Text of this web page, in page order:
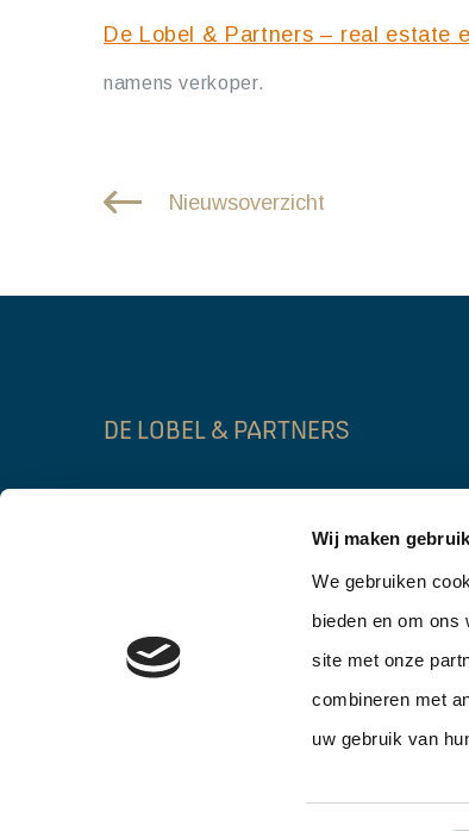
Wij maken
We gebruiken
bieden en om ons
site met onze
combineren met
uw gebruik van
De Lobel & Partners – real estate
namens verkoper.
Nieuwsoverzicht
DE LOBEL & PARTNERS
info@delobelpartners.nl
3014
010 –